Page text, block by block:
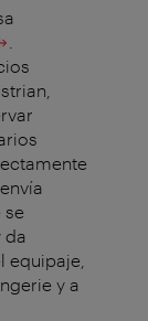
se
da
equipaje,
y a